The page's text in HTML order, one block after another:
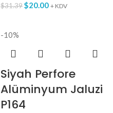
$31.39$20.00 + KDV
-10%
Siyah Perfore
Alüminyum Jaluzi
P164